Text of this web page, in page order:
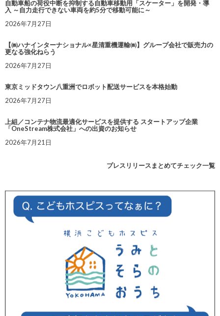
自動車船の荷役中断を抑制する自動車移動用「スケーター」を開発・導
入 ～自力走行できない車両を約5分で移動可能に～
2026年7月27日
【㈱ハナインターナショナル×星清重機運輸㈱】グループ会社で販売力の
更なる強化ねらう
2026年7月27日
東京ミッドタウン八重洲でロボット配送サービスを本格始動
2026年7月27日
上組／コンテナ物流最適化サービスを提供する スタートアップ企業
「OneStream株式会社」への出資のお知らせ
2026年7月21日
プレスリリースまとめてチェック一覧